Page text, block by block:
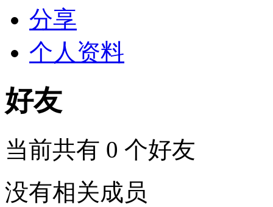
分享
个人资料
好友
当前共有 0 个好友
没有相关成员